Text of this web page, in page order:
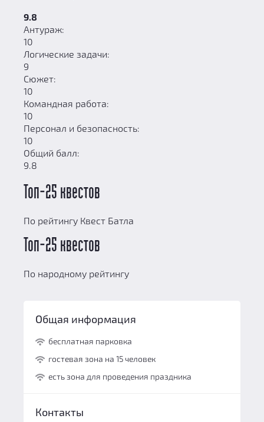
9.8
Антураж:
10
Логические задачи:
9
Сюжет:
10
Командная работа:
10
Персонал и безопасность:
10
Общий балл:
9.8
Топ-25 квестов
По рейтингу Квест Батла
Топ-25 квестов
По народному рейтингу
Общая информация
бесплатная парковка
гостевая зона на 15 человек
есть зона для проведения праздника
Контакты